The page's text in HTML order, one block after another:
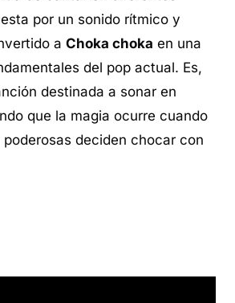
por un sonido rítmico y
a Choka choka en una
del pop actual. Es,
destinada a sonar en
que la magia ocurre cuando
deciden chocar con